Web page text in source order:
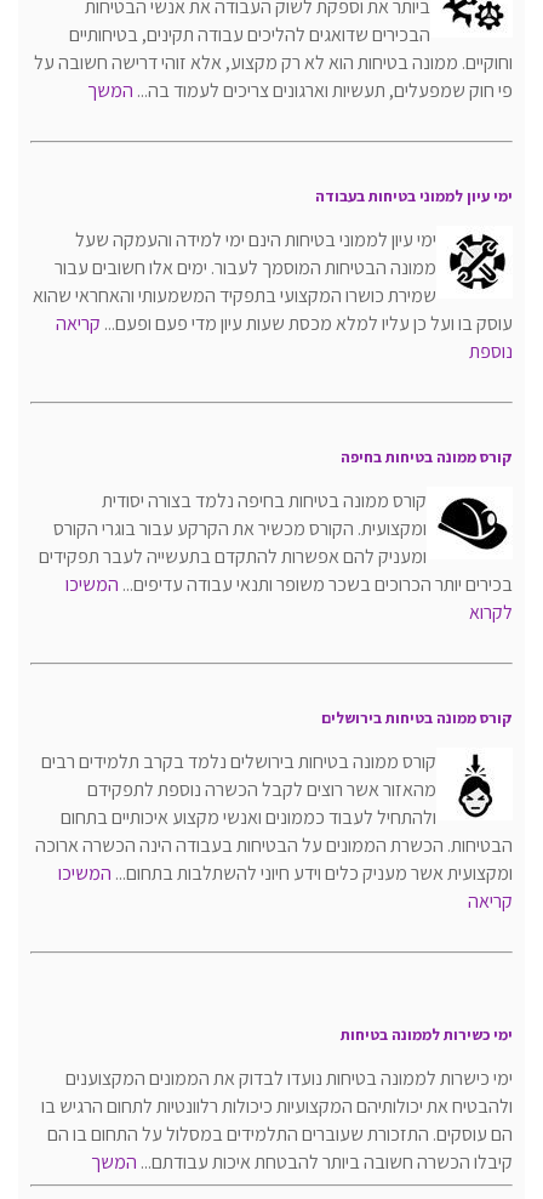
ביותר את וספקת לשוק העבודה את אנשי הבטיחות
הבכירים שדואגים להליכים עבודה תקינים, בטיחותיים
וחוקיים. ממונה בטיחות הוא לא רק מקצוע, אלא זוהי דרישה חשובה על
פי חוק שמפעלים, תעשיות וארגונים צריכים לעמוד בה... המשך
ימי עיון לממוני בטיחות בעבודה
ימי עיון לממוני בטיחות הינם ימי למידה והעמקה שעל
ממונה הבטיחות המוסמך לעבור. ימים אלו חשובים עבור
שמירת כושרו המקצועי בתפקיד המשמעותי והאחראי שהוא
עוסק בו ועל כן עליו למלא מכסת שעות עיון מדי פעם ופעם... קריאה
נוספת
קורס ממונה בטיחות בחיפה
קורס ממונה בטיחות בחיפה נלמד בצורה יסודית
ומקצועית. הקורס מכשיר את הקרקע עבור בוגרי הקורס
ומעניק להם אפשרות להתקדם בתעשייה לעבר תפקידים
בכירים יותר הכרוכים בשכר משופר ותנאי עבודה עדיפים... המשיכו
לקרוא
קורס ממונה בטיחות בירושלים
קורס ממונה בטיחות בירושלים נלמד בקרב תלמידים רבים
מהאזור אשר רוצים לקבל הכשרה נוספת לתפקידם
ולהתחיל לעבוד כממונים ואנשי מקצוע איכותיים בתחום
הבטיחות. הכשרת הממונים על הבטיחות בעבודה הינה הכשרה ארוכה
ומקצועית אשר מעניק כלים וידע חיוני להשתלבות בתחום... המשיכו
קריאה
ימי כשירות לממונה בטיחות
ימי כישרות לממונה בטיחות נועדו לבדוק את הממונים המקצוענים
ולהבטיח את יכולותיהם המקצועיות כיכולות רלוונטיות לתחום הרגיש בו
הם עוסקים. התזכורת שעוברים התלמידים במסלול על התחום בו הם
קיבלו הכשרה חשובה ביותר להבטחת איכות עבודתם... המשך